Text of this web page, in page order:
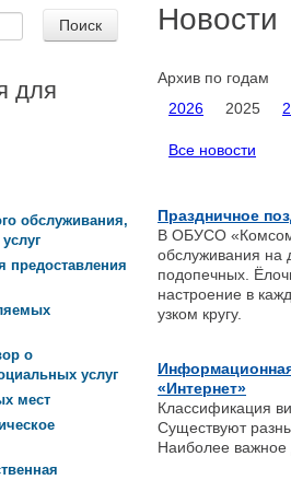
Новости
Архив по годам
2026
2025
Все новости
Праздничное
В ОБУСО
обслуживания на
подопечных.
настроение в
узком кругу.
«Интернет»
Классификация
Существуют
Наиболее важное
для
обслуживания,
предоставления
о
услуг
мест